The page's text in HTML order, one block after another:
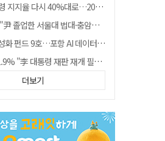
지율 다시 40%대로…20대는 18.8%p 급락
서울대 법대·충암고도 없애야"…李 육사 통합 직격
드 9호…포항 AI 데이터센터에 6천억 투입
"李 대통령 재판 재개 필요하다"
, 9월부터 11월까지 반값 여행 혜택 제공
클
추진설' SK하이닉스, 주가 9% 급락
더보기